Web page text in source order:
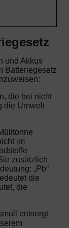
und Akkus
Batteriegesetz
die bei nicht
die Umwelt
im
zusätzlich
„Pb“
die
die
entsorgt